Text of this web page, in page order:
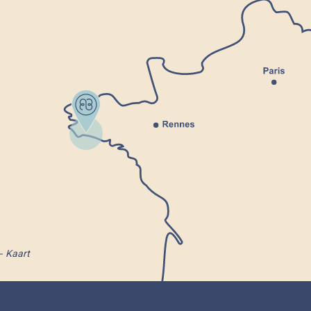
Kaart